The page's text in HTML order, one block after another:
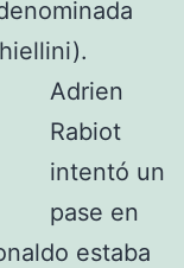
Adrien
Rabiot
intentó un
pase en
estaba